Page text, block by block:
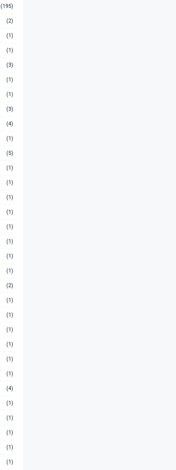
(195)
(2)
(1)
(1)
(3)
(1)
(1)
(3)
(4)
(1)
(5)
(1)
(1)
(1)
(1)
(1)
(1)
(1)
(1)
(2)
(1)
(1)
(1)
(1)
(1)
(1)
(4)
(1)
(1)
(1)
(1)
(1)